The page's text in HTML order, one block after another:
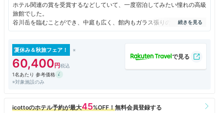
ホテル関連の賞を受賞するなどしていて、一度宿泊してみたい憧れの高級
旅館でした。
谷川岳を臨むことができ、中庭も広く、館内もガラス張りの開放的な廊下
などがすばらしいと感じました。
ただ、細かな手入れが行き届いておらず、その点は残念に感じました。中
庭のソファに落ち葉がたくさんたまっていたり、客室の露天風呂にはクモ
の巣が貼っていたりしました。
客室は広く、トイレ2か所、洗面台も2つとあります。ただ、2名でとまる
夏休み＆秋旅フェア！
60,400
1名あたり 参考価格
※対象施設のみ